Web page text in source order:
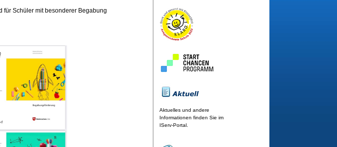
für Schüler mit besonderer Begabung
Aktuelles und andere
Informationen finden Sie im
IServ-Portal.